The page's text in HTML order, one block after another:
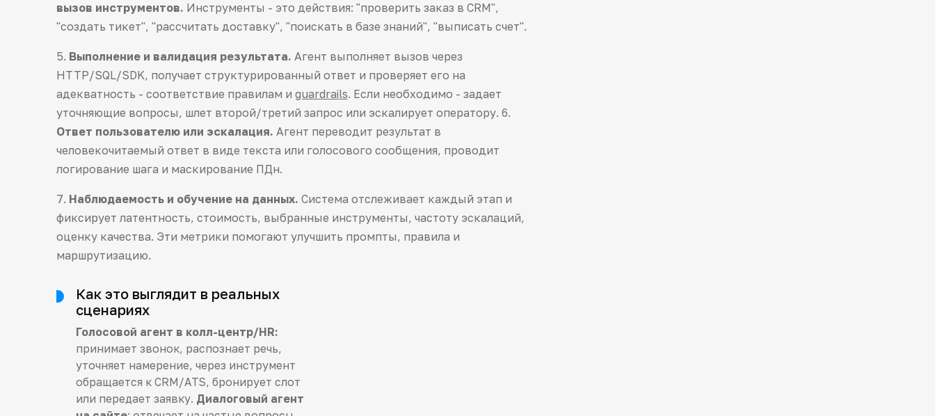
вызов инструментов. Инструменты - это действия: "проверить заказ в CRM",
"создать тикет", "рассчитать доставку", "поискать в базе знаний", "выписать счет".
5. Выполнение и валидация результата. Агент выполняет вызов через
HTTP/SQL/SDK, получает структурированный ответ и проверяет его на
адекватность - соответствие правилам и guardrails. Если необходимо - задает
уточняющие вопросы, шлет второй/третий запрос или эскалирует оператору. 6.
Ответ пользователю или эскалация. Агент переводит результат в
человекочитаемый ответ в виде текста или голосового сообщения, проводит
логирование шага и маскирование ПДн.
7. Наблюдаемость и обучение на данных. Система отслеживает каждый этап и
фиксирует латентность, стоимость, выбранные инструменты, частоту эскалаций,
оценку качества. Эти метрики помогают улучшить промпты, правила и
маршрутизацию.
Как это выглядит в реальных
сценариях
Голосовой агент в колл-центр/HR:
принимает звонок, распознает речь,
уточняет намерение, через инструмент
обращается к CRM/ATS, бронирует слот
или передает заявку. Диалоговый агент